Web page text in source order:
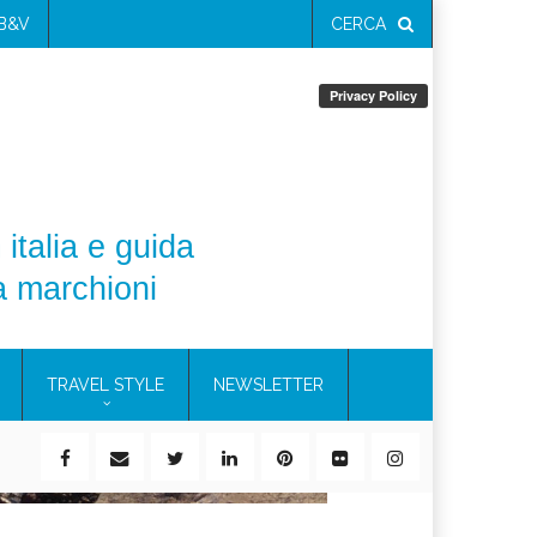
CERCA
italia e guida
marchioni
TRAVEL STYLE NEWSLETTER